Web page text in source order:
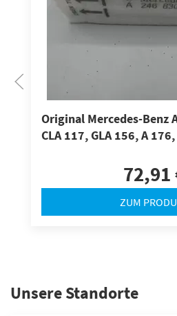
Original Mercedes-
CLA 117, GLA 156, A
72,91
ZUM
Unsere Standorte